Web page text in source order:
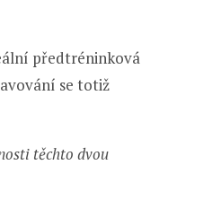
předtréninková
se totiž
těchto dvou